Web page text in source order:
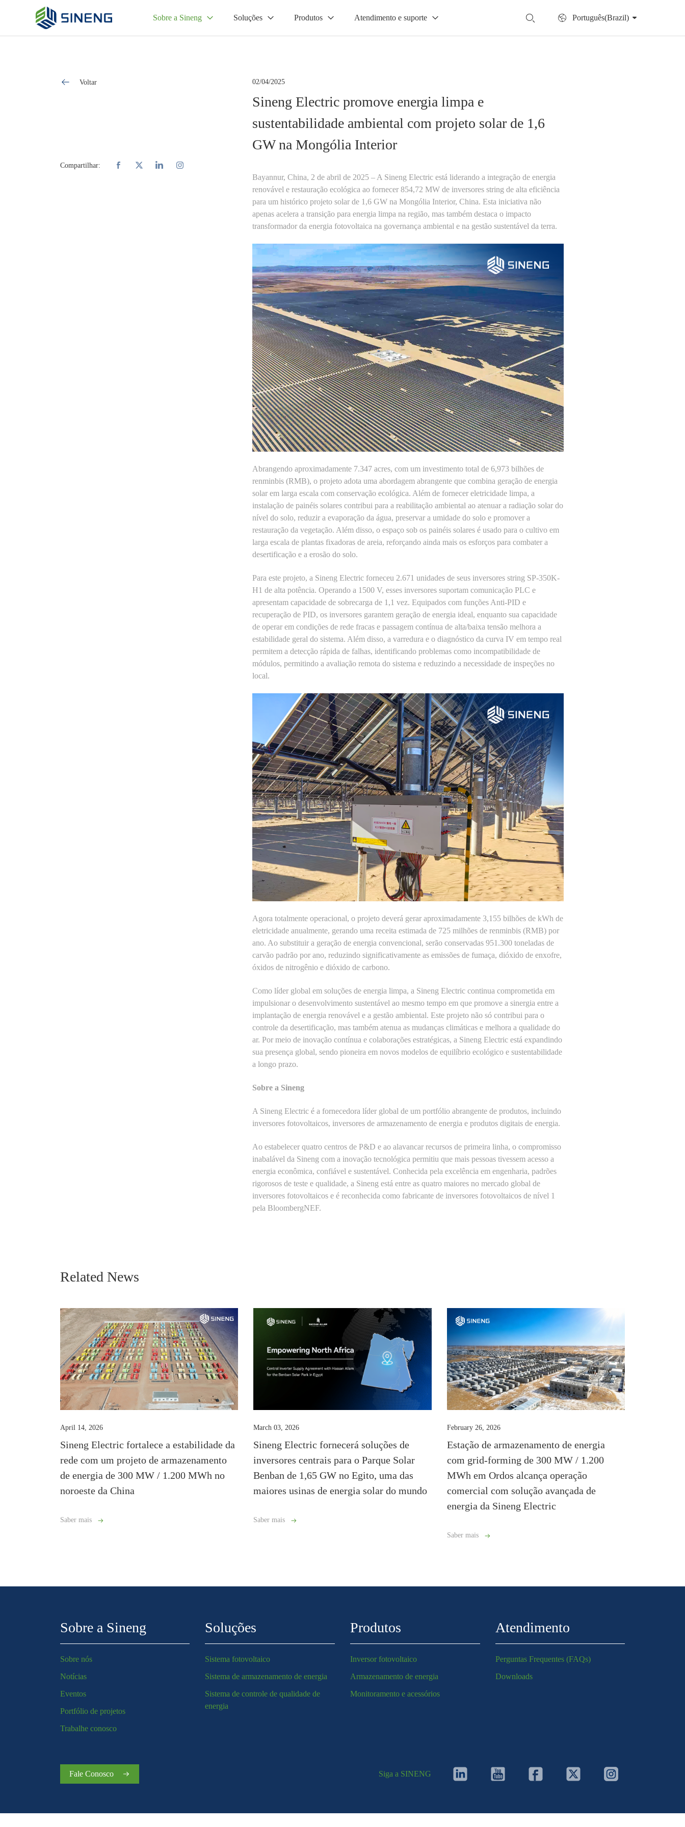
Sobre a Sineng Soluções Produtos Atendimento e suporte Português(Brazil)
Voltar
Compartilhar:
02/04/2025
Sineng Electric promove energia limpa e
sustentabilidade ambiental com projeto solar de 1,6
GW na Mongólia Interior
Bayannur, China, 2 de abril de 2025 – A Sineng Electric está liderando a integração de energia
renovável e restauração ecológica ao fornecer 854,72 MW de inversores string de alta eficiência
para um histórico projeto solar de 1,6 GW na Mongólia Interior, China. Esta iniciativa não
apenas acelera a transição para energia limpa na região, mas também destaca o impacto
transformador da energia fotovoltaica na governança ambiental e na gestão sustentável da terra.
Abrangendo aproximadamente 7.347 acres, com um investimento total de 6,973 bilhões de
renminbis (RMB), o projeto adota uma abordagem abrangente que combina geração de energia
solar em larga escala com conservação ecológica. Além de fornecer eletricidade limpa, a
instalação de painéis solares contribui para a reabilitação ambiental ao atenuar a radiação solar do
nível do solo, reduzir a evaporação da água, preservar a umidade do solo e promover a
restauração da vegetação. Além disso, o espaço sob os painéis solares é usado para o cultivo em
larga escala de plantas fixadoras de areia, reforçando ainda mais os esforços para combater a
desertificação e a erosão do solo.
Para este projeto, a Sineng Electric forneceu 2.671 unidades de seus inversores string SP-350K-
H1 de alta potência. Operando a 1500 V, esses inversores suportam comunicação PLC e
apresentam capacidade de sobrecarga de 1,1 vez. Equipados com funções Anti-PID e
recuperação de PID, os inversores garantem geração de energia ideal, enquanto sua capacidade
de operar em condições de rede fracas e passagem contínua de alta/baixa tensão melhora a
estabilidade geral do sistema. Além disso, a varredura e o diagnóstico da curva IV em tempo real
permitem a detecção rápida de falhas, identificando problemas como incompatibilidade de
módulos, permitindo a avaliação remota do sistema e reduzindo a necessidade de inspeções no
local.
Agora totalmente operacional, o projeto deverá gerar aproximadamente 3,155 bilhões de kWh de
eletricidade anualmente, gerando uma receita estimada de 725 milhões de renminbis (RMB) por
ano. Ao substituir a geração de energia convencional, serão conservadas 951.300 toneladas de
carvão padrão por ano, reduzindo significativamente as emissões de fumaça, dióxido de enxofre,
óxidos de nitrogênio e dióxido de carbono.
Como líder global em soluções de energia limpa, a Sineng Electric continua comprometida em
impulsionar o desenvolvimento sustentável ao mesmo tempo em que promove a sinergia entre a
implantação de energia renovável e a gestão ambiental. Este projeto não só contribui para o
controle da desertificação, mas também atenua as mudanças climáticas e melhora a qualidade do
ar. Por meio de inovação contínua e colaborações estratégicas, a Sineng Electric está expandindo
sua presença global, sendo pioneira em novos modelos de equilíbrio ecológico e sustentabilidade
a longo prazo.
Sobre a Sineng
A Sineng Electric é a fornecedora líder global de um portfólio abrangente de produtos, incluindo
inversores fotovoltaicos, inversores de armazenamento de energia e produtos digitais de energia.
Ao estabelecer quatro centros de P&D e ao alavancar recursos de primeira linha, o compromisso
inabalável da Sineng com a inovação tecnológica permitiu que mais pessoas tivessem acesso a
energia econômica, confiável e sustentável. Conhecida pela excelência em engenharia, padrões
rigorosos de teste e qualidade, a Sineng está entre as quatro maiores no mercado global de
inversores fotovoltaicos e é reconhecida como fabricante de inversores fotovoltaicos de nível 1
pela BloombergNEF.
Related News
April 14, 2026
Sineng Electric fortalece a estabilidade da
rede com um projeto de armazenamento
de energia de 300 MW / 1.200 MWh no
noroeste da China
Saber mais
March 03, 2026
Sineng Electric fornecerá soluções de
inversores centrais para o Parque Solar
Benban de 1,65 GW no Egito, uma das
maiores usinas de energia solar do mundo
Saber mais
February 26, 2026
Estação de armazenamento de energia
com grid-forming de 300 MW / 1.200
MWh em Ordos alcança operação
comercial com solução avançada de
energia da Sineng Electric
Saber mais
Sobre a Sineng
Sobre nós
Notícias
Eventos
Portfólio de projetos
Trabalhe conosco
Soluções
Sistema fotovoltaico
Sistema de armazenamento de energia
Sistema de controle de qualidade de
energia
Produtos
Inversor fotovoltaico
Armazenamento de energia
Monitoramento e acessórios
Atendimento
Perguntas Frequentes (FAQs)
Downloads
Fale Conosco Siga a SINENG